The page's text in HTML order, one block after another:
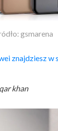
gsmarena
znajdziesz w
khan